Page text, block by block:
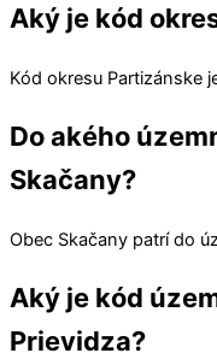
Aký je kód
Kód okresu Partizánske
Do akého
Skačany?
Obec Skačany patrí do
Aký je kód
Prievidza?